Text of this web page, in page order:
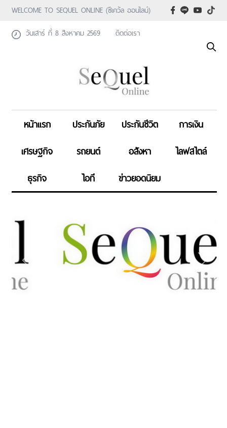
WELCOME TO SEQUEL ONLINE (ซีเคว้ล ออนไลน์)
วันเสาร์ ที่ 8 สิงหาคม 2569
ติดต่อเรา
หน้าแรก ประกันภัย ประกันชีวิต
การเงิน
เศรษฐกิจ
รถยนต์ อสังหา
ไลฟสไตล์
ธุรกิจ
ไอที ข่าวยอดนิยม